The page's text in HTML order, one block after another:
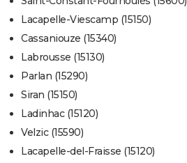
Lacapelle-Viescamp (15150)
Cassaniouze (15340)
Labrousse (15130)
Parlan (15290)
Siran (15150)
Ladinhac (15120)
Velzic (15590)
Lacapelle-del-Fraisse (15120)